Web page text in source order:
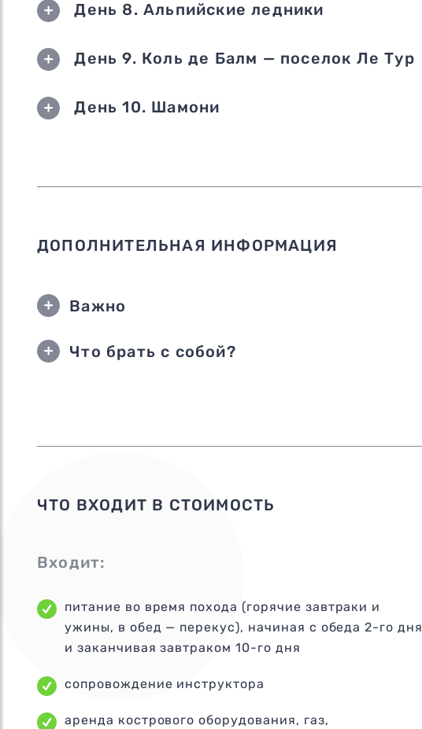
День 8. Альпийские ледники
День 9. Коль де Балм — поселок Ле Тур
День 10. Шамони
ДОПОЛНИТЕЛЬНАЯ ИНФОРМАЦИЯ
Важно
Что брать с собой?
ЧТО ВХОДИТ В СТОИМОСТЬ
Входит:
питание во время похода (горячие завтраки и
ужины, в обед — перекус), начиная с обеда 2-го дня
и заканчивая завтраком 10-го дня
сопровождение инструктора
аренда кострового оборудования, газ,